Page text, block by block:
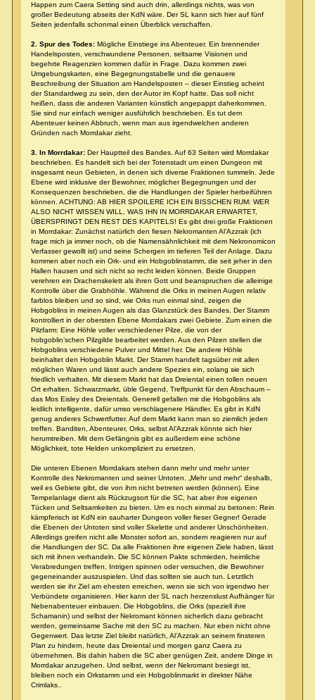
Happen zum Caera Setting sind auch drin, allerdings nichts, was von
großer Bedeutung abseits der KdN wäre. Der SL kann sich hier auf fünf
Seiten jedenfalls schonmal einen Überblick verschaffen.
2. Spur des Todes:Mögliche Einstiege ins Abenteuer. Ein brennender
Handelsposten, verschwundene Personen, seltsame Visionen und
begehrte Reagenzien kommen dafür in Frage. Dazu kommen zwei
Umgebungskarten, eine Begegnungstabelle und die genauere
Beschreibung der Situation am Handelsposten – dieser Einstieg scheint
der Standardweg zu sein, den der Autor im Kopf hatte. Das soll nicht
heißen, dass die anderen Varianten künstlich angepappt daherkommen.
Sie sind nur einfach weniger ausführlich beschrieben. Es tut dem
Abenteuer keinen Abbruch, wenn man aus irgendwelchen anderen
Gründen nach Morrdakar zieht.
3. In Morrdakar: Der Hauptteil des Bandes. Auf 63 Seiten wird Morrdakar
beschrieben. Es handelt sich bei der Totenstadt um einen Dungeon mit
insgesamt neun Gebieten, in denen sich diverse Fraktionen tummeln. Jede
Ebene wird inklusive der Bewohner, möglicher Begegnungen und der
Konsequenzen beschrieben, die die Handlungen der Spieler herbeiführen
können. ACHTUNG: AB HIER SPOILERE ICH EIN BISSCHEN RUM: WER
ALSO NICHT WISSEN WILL, WAS IHN IN MORRDAKAR ERWARTET,
ÜBERSPRINGT DEN REST DES KAPITELS! Es gibt drei große Fraktionen
in Morrdakar: Zunächst natürlich den fiesen Nekromanten Al’Azzrak (ich
frage mich ja immer noch, ob die Namensähnlichkeit mit dem Nekronomicon
Verfasser gewollt ist) und seine Schergen im tieferen Teil der Anlage. Dazu
kommen aber noch ein Ork- und ein Hobgoblinstamm, die seit jeher in den
Hallen hausen und sich nicht so recht leiden können. Beide Gruppen
verehren ein Drachenskelett als ihren Gott und beanspruchen die alleinige
Kontrolle über die Grabhöhle. Während die Orks in meinen Augen relativ
farblos bleiben und so sind, wie Orks nun einmal sind, zeigen die
Hobgoblins in meinen Augen als das Glanzstück des Bandes. Der Stamm
kontrolliert in der obersten Ebene Morrdakars zwei Gebiete. Zum einen die
Pilzfarm: Eine Höhle voller verschiedener Pilze, die von der
hobgoblin’schen Pilzgilde bearbeitet werden. Aus den Pilzen stellen die
Hobgoblins verschiedene Pulver und Mittel her. Die andere Höhle
beinhaltet den Hobgoblin Markt. Der Stamm handelt tagsüber mit allen
möglichen Waren und lässt auch andere Spezies ein, solang sie sich
friedlich verhalten. Mit diesem Markt hat das Dreiental einen tollen neuen
Ort erhalten. Schwarzmarkt, üble Gegend, Treffpunkt für den Abschaum –
das Mos Eisley des Dreientals. Generell gefallen mir die Hobgoblins als
leidlich intelligente, dafür umso verschlagenere Händler. Es gibt in KdN
genug anderes Schwertfutter. Auf dem Markt kann man so ziemlich jeden
treffen. Banditen, Abenteurer, Orks, selbst Al’Azzrak könnte sich hier
herumtreiben. Mit dem Gefängnis gibt es außerdem eine schöne
Möglichkeit, tote Helden unkompliziert zu ersetzen.
Die unteren Ebenen Morrdakars stehen dann mehr und mehr unter
Kontrolle des Nekromanten und seiner Untoten. „Mehr und mehr“ deshalb,
weil es Gebiete gibt, die von ihm nicht betreten werden (können). Eine
Tempelanlage dient als Rückzugsort für die SC, hat aber ihre eigenen
Tücken und Seltsamkeiten zu bieten. Um es noch einmal zu betonen: Rein
kämpferisch ist KdN ein sauharter Dungeon voller fieser Gegner! Gerade
die Ebenen der Untoten sind voller Skelette und anderer Unschönheiten.
Allerdings greifen nicht alle Monster sofort an, sondern reagieren nur auf
die Handlungen der SC. Da alle Fraktionen ihre eigenen Ziele haben, lässt
sich mit ihnen verhandeln. Die SC können Pakte schmieden, heimliche
Verabredungen treffen, Intrigen spinnen oder versuchen, die Bewohner
gegeneinander auszuspielen. Und das sollten sie auch tun. Letztlich
werden sie ihr Ziel am ehesten erreichen, wenn sie sich von irgendwo her
Verbündete organisieren. Hier kann der SL nach herzenslust Aufhänger für
Nebenabenteuer einbauen. Die Hobgoblins, die Orks (speziell ihre
Schamanin) und selbst der Nekromant können sicherlich dazu gebracht
werden, gemeinsame Sache mit den SC zu machen. Nur eben nicht ohne
Gegenwert. Das letzte Ziel bleibt natürlich, Al’Azzrak an seinem finsteren
Plan zu hindern, heute das Dreiental und morgen ganz Caera zu
übernehmen. Bis dahin haben die SC aber genügen Zeit, andere Dinge in
Morrdakar anzugehen. Und selbst, wenn der Nekromant besiegt ist,
bleiben noch ein Orkstamm und ein Hobgoblinmarkt in direkter Nähe
Crimlaks..